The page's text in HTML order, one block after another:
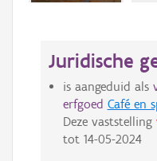
Juridische
is aangeduid als
erfgoed Café en
Deze vaststelling
tot 14-05-2024